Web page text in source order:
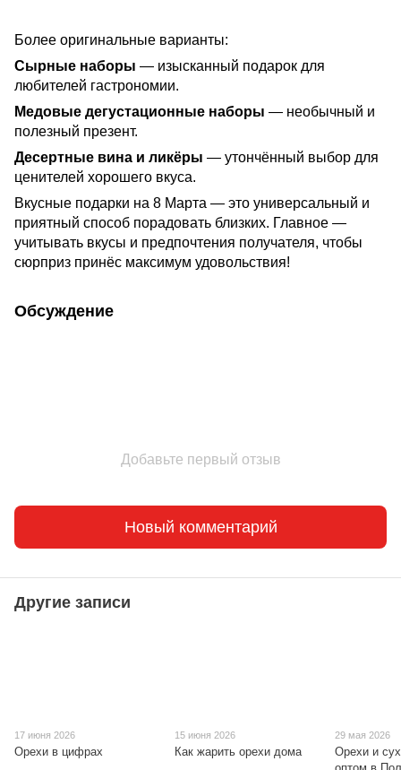
Более оригинальные варианты:
Сырные наборы — изысканный подарок для
любителей гастрономии.
Медовые дегустационные наборы — необычный и
полезный презент.
Десертные вина и ликёры — утончённый выбор для
ценителей хорошего вкуса.
Вкусные подарки на 8 Марта — это универсальный и
приятный способ порадовать близких. Главное —
учитывать вкусы и предпочтения получателя, чтобы
сюрприз принёс максимум удовольствия!
Обсуждение
Добавьте первый отзыв
Новый комментарий
Другие записи
17 июня 2026
Орехи в цифрах
15 июня 2026
Как жарить орехи дома
29 мая 2026
Орехи и